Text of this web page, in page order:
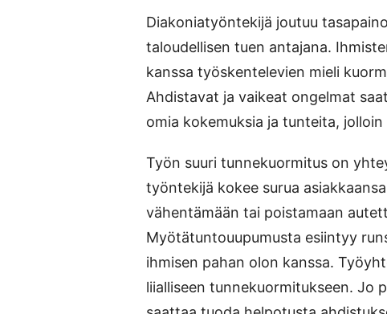
Diakoniatyöntekijä joutuu
taloudellisen tuen antajana.
kanssa työskentelevien mieli
Ahdistavat ja vaikeat ongelmat
omia kokemuksia ja tunteita,
Työn suuri tunnekuormitus on
työntekijä kokee surua
vähentämään tai poistamaan
Myötätuntouupumusta esiintyy
ihmisen pahan olon kanssa.
liialliseen tunnekuormitukseen. Jo